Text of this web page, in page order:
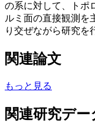
の系に対して、トポ
ルミ面の直接観測を
り交ぜながら研究を
関連論文
もっと見る
関連研究デー